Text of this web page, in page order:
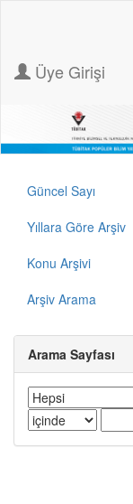
Üye Girişi
Güncel Sayı
Yıllara Göre Arşiv
Konu Arşivi
Arşiv Arama
Arama Sayfası